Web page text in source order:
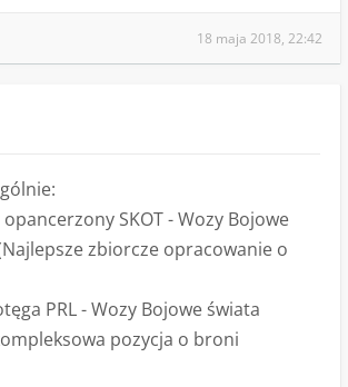
18 maja 2018, 22:42
SKOT - Wozy Bojowe
zbiorcze opracowanie o
PRL - Wozy Bojowe świata
pozycja o broni